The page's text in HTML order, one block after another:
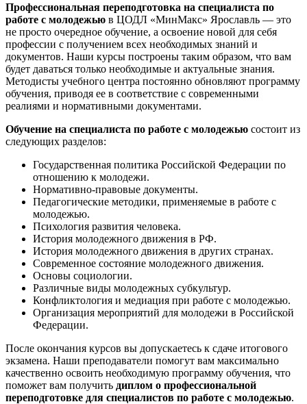
Профессиональная переподготовка на специалиста по
работе с молодежью в ЦОДЛ «МинМакс» Ярославль — это
не просто очередное обучение, а освоение новой для себя
профессии с получением всех необходимых знаний и
документов. Наши курсы построены таким образом, что вам
будет даваться только необходимые и актуальные знания.
Методисты учебного центра постоянно обновляют программу
обучения, приводя ее в соответствие с современными
реалиями и нормативными документами.
Обучение на специалиста по работе с молодежью состоит из
следующих разделов:
Государственная политика Российской Федерации по
отношению к молодежи.
Нормативно-правовые документы.
Педагогические методики, применяемые в работе с
молодежью.
Психология развития человека.
История молодежного движения в РФ.
История молодежного движения в других странах.
Современное состояние молодежного движения.
Основы социологии.
Различные виды молодежных субкультур.
Конфликтология и медиация при работе с молодежью.
Организация мероприятий для молодежи в Российской
Федерации.
После окончания курсов вы допускаетесь к сдаче итогового
экзамена. Наши преподаватели помогут вам максимально
качественно освоить необходимую программу обучения, что
поможет вам получить диплом о профессиональной
переподготовке для специалистов по работе с молодежью.